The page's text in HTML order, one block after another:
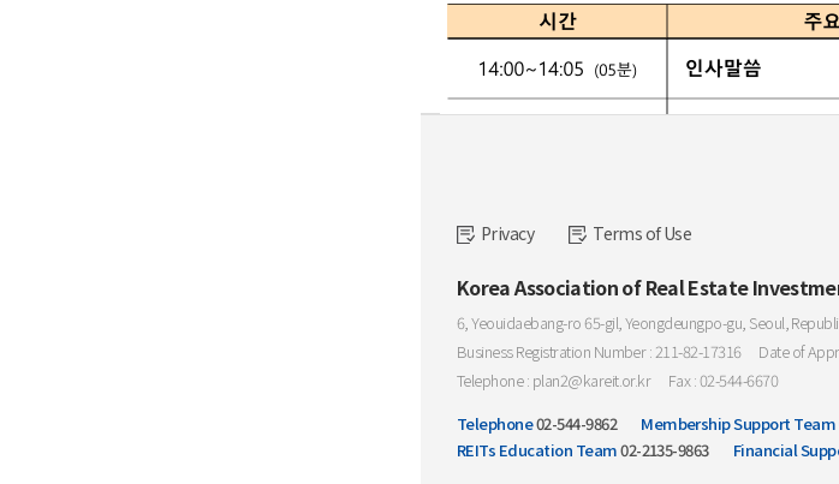
Privacy Terms of Use
Korea Association of Real Estate
6, Yeouidaebang-ro 65-gil, Yeongdeungpo-gu, Seoul,
Business Registration Number : 211-82-17316
Date of
Telephone : plan2@kareit.or.kr
Fax : 02-544-6670
Telephone02-544-9862 Membership Support Team
REITs Education Team02-2135-9863 Financial